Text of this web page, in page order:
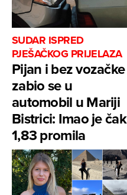
SUDAR ISPRED
PJEŠAČKOG PRIJELAZA
Pijan i bez vozačke
zabio se u
automobil u Mariji
Bistrici: Imao je čak
1,83 promila